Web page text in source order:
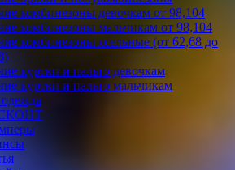
комбинезоны девочкам от 98,104
комбинезоны мальчикам от 98,104
комбинезоны ясельные (от 62,68 до
куртки и пальто девочкам
куртки и пальто мальчикам